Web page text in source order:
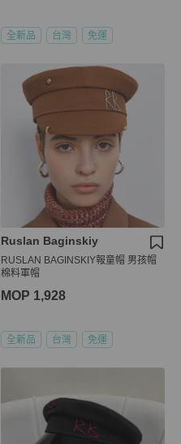
全新品 台灣 免運
Ruslan Baginskiy
RUSLAN BAGINSKIY報童帽 男孩帽
棉料軍帽
MOP 1,928
全新品 台灣 免運